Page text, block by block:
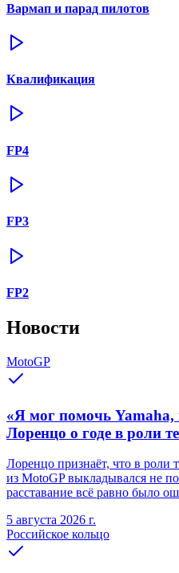
Вармап и парад пилотов
Квалификация
FP4
FP3
FP2
Новости
MotoGP
«Я мог помочь
Лоренцо о годе в роли
Лоренцо признаёт, что в роли
из MotoGP выкладывался не
расставание всё равно было
5 августа 2026 г.
Российское кольцо